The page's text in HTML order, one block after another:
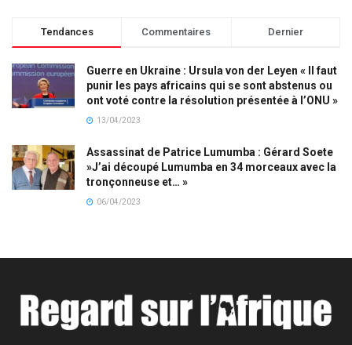
Tendances Commentaires Dernier
Guerre en Ukraine : Ursula von der Leyen « Il faut
punir les pays africains qui se sont abstenus ou
ont voté contre la résolution présentée à l’ONU »
13/04/2023
Assassinat de Patrice Lumumba : Gérard Soete
»J’ai découpé Lumumba en 34 morceaux avec la
tronçonneuse et… »
06/04/2023